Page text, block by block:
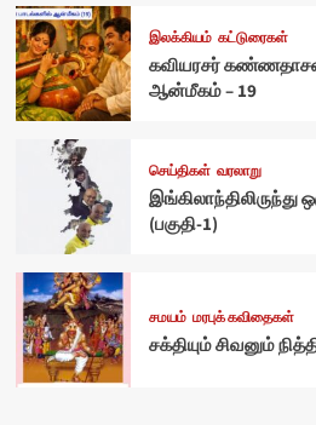
இலக்கியம் கட்டுரைகள்
கவியரசர்
ஆன்மீகம் – 19
செய்திகள் வரலாறு
இங்கிலாந்திலிருந்து
(பகுதி-1)
சமயம் மரபுக் கவிதைகள்
சக்தியும் சிவனும்